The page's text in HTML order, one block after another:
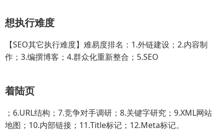
想执行难度
【SEO其它执行难度】难易度排名：1.外链建设；2.内容制
作；3.编撰博客；4.群众化重新整合；5.SEO
着陆页
；6.URL结构；7.竞争对手调研；8.关键字研究；9.XML网站
地图；10.内部链接；11.Title标记；12.Meta标记。